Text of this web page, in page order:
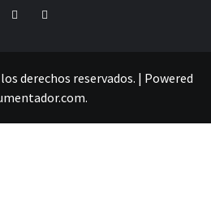
derechos reservados. | Powered
.